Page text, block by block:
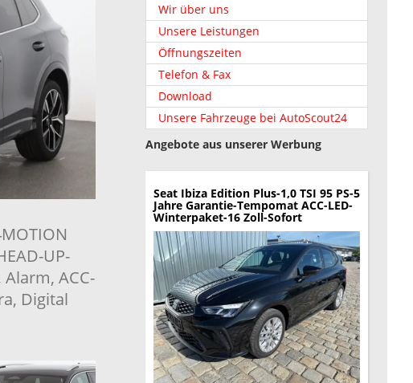
UP-
ACC-
Digital
Wir über uns
Unsere Leistungen
Öffnungszeiten
Telefon & Fax
Download
Unsere Fahrzeuge bei AutoScout24
Angebote aus unserer Werbung
Seat Ibiza Edition Plus-1,0 TSI 95 PS-5
Jahre Garantie-Tempomat ACC-LED-
Winterpaket-16 Zoll-Sofort